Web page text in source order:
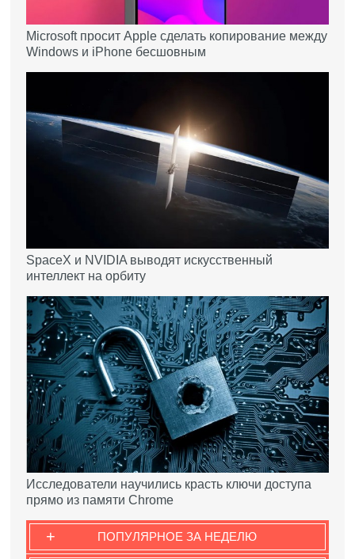
Microsoft просит Apple сделать копирование между
Windows и iPhone бесшовным
SpaceX и NVIDIA выводят искусственный
интеллект на орбиту
Исследователи научились красть ключи доступа
прямо из памяти Chrome
ПОПУЛЯРНОЕ ЗА НЕДЕЛЮ
+